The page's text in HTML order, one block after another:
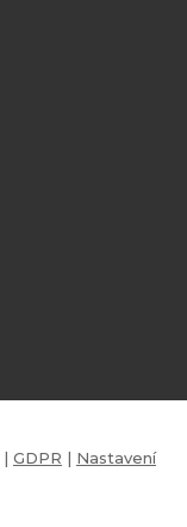
| GDPR | Nastavení